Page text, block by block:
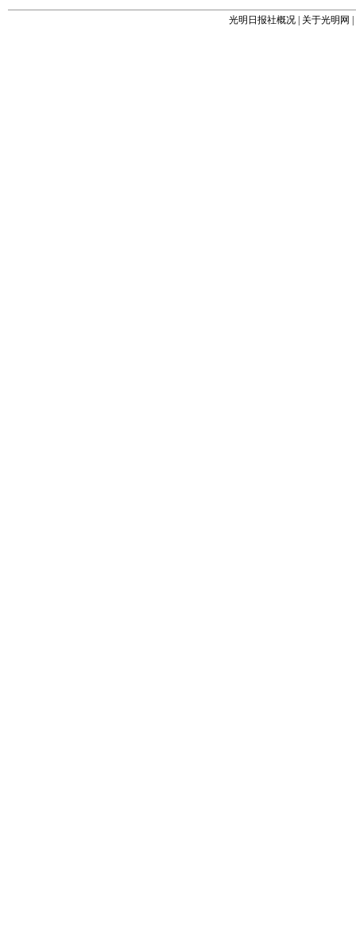
光明日报社概况 关于光明网